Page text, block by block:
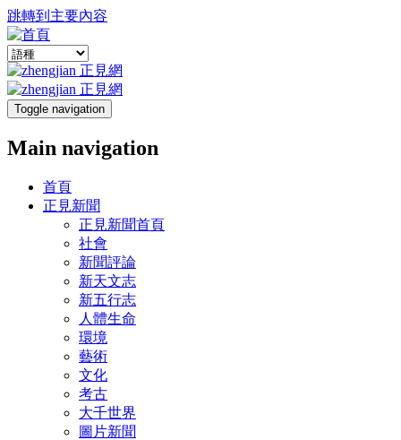
跳轉到主要內容
Toggle navigation
Main navigation
首頁
正見新聞
正見新聞首頁
社會
新聞評論
新天文志
新五行志
人體生命
環境
藝術
文化
考古
大千世界
圖片新聞